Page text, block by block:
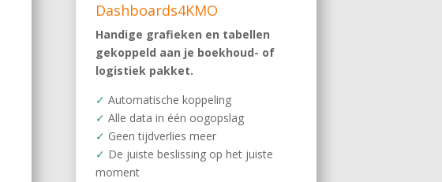
Dashboards4KMO
Handige grafieken en tabellen
gekoppeld aan je boekhoud- of
logistiek pakket.
✓Automatische koppeling
✓Alle data in één oogopslag
✓ Geen tijdverlies meer
✓ De juiste beslissing op het juiste
moment